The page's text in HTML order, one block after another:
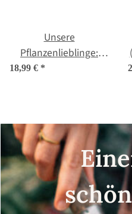
Unsere
Pflanzenlieblinge:
Gutes Gemüse für
18,99 € *